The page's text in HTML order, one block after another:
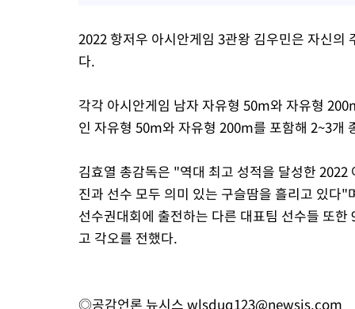
2022 항저우 아시안게임 3관왕 김우민은 자신
다.
각각 아시안게임 남자 자유형 50m와 자유형
인 자유형 50m와 자유형 200m를 포함해 2~3개
김효열 총감독은 "역대 최고 성적을 달성한
진과 선수 모두 의미 있는 구슬땀을 흘리고 있다
선수권대회에 출전하는 다른 대표팀 선수들 또
고 각오를 전했다.
◎공감언론 뉴시스 wlsduq123@newsis.com